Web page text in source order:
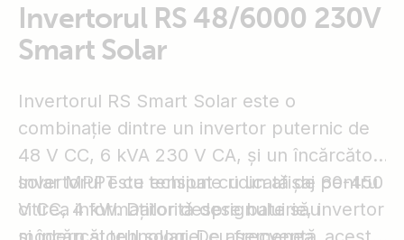
example
Multiplus-
Orion
XS
SmartShunt
Invertorul RS 48/6000 230V
Smart Solar
Invertorul RS Smart Solar este o
combinație dintre un invertor puternic de
48 V CC, 6 kVA 230 V CA, și un încărcător
solar MPPT cu tensiune ridicată de 80-450
V CC, 4 kW. Datorită designului său
Invertorul este echipat cu un afișaj pentru
citirea informațiilor despre baterie, invertor